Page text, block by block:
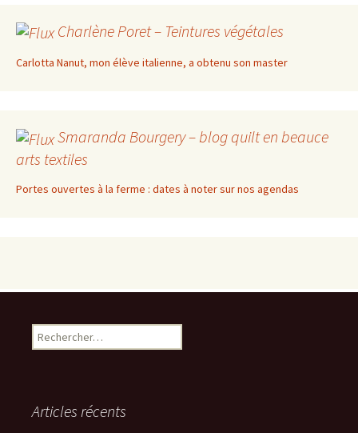
Charlène Poret – Teintures végétales
Carlotta Nanut, mon élève italienne, a obtenu son master
Smaranda Bourgery – blog quilt en beauce
arts textiles
Portes ouvertes à la ferme : dates à noter sur nos agendas
Rechercher :
Articles récents